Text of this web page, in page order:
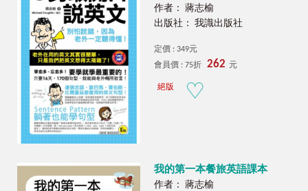
作者： 蔣志榆
出版社： 我識出版社
定價 : 349元
會員價 : 75折
262 元
絕版
我的第一本餐旅英語課本
作者： 蔣志榆